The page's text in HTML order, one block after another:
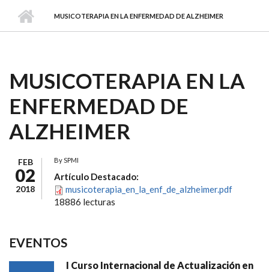
MUSICOTERAPIA EN LA ENFERMEDAD DE ALZHEIMER
MUSICOTERAPIA EN LA
ENFERMEDAD DE
ALZHEIMER
FEB
02
2018
BySPMI
Artículo Destacado:
musicoterapia_en_la_enf_de_alzheimer.pdf
18886 lecturas
EVENTOS
I Curso Internacional de Actualización en